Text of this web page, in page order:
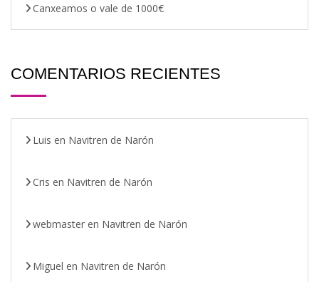
Canxeamos o vale de 1000€
COMENTARIOS RECIENTES
Luis en Navitren de Narón
Cris en Navitren de Narón
webmaster en Navitren de Narón
Miguel en Navitren de Narón